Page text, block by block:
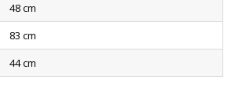
48 cm
83 cm
44 cm